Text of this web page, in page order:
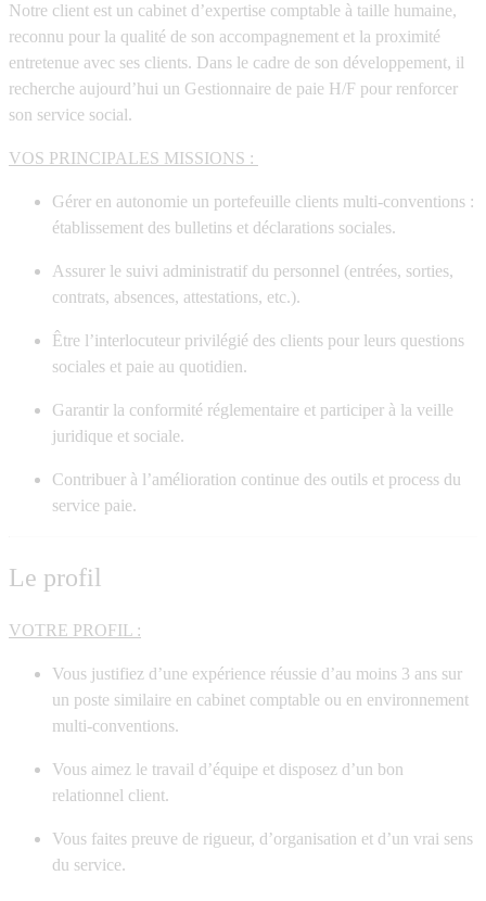
Notre client est un cabinet d’expertise comptable à taille humaine,
reconnu pour la qualité de son accompagnement et la proximité
entretenue avec ses clients. Dans le cadre de son développement, il
recherche aujourd’hui un Gestionnaire de paie H/F pour renforcer
son service social.
VOS PRINCIPALES MISSIONS :
Gérer en autonomie un portefeuille clients multi-conventions :
établissement des bulletins et déclarations sociales.
Assurer le suivi administratif du personnel (entrées, sorties,
contrats, absences, attestations, etc.).
Être l’interlocuteur privilégié des clients pour leurs questions
sociales et paie au quotidien.
Garantir la conformité réglementaire et participer à la veille
juridique et sociale.
Contribuer à l’amélioration continue des outils et process du
service paie.
Le profil
VOTRE PROFIL :
Vous justifiez d’une expérience réussie d’au moins 3 ans sur
un poste similaire en cabinet comptable ou en environnement
multi-conventions.
Vous aimez le travail d’équipe et disposez d’un bon
relationnel client.
Vous faites preuve de rigueur, d’organisation et d’un vrai sens
du service.